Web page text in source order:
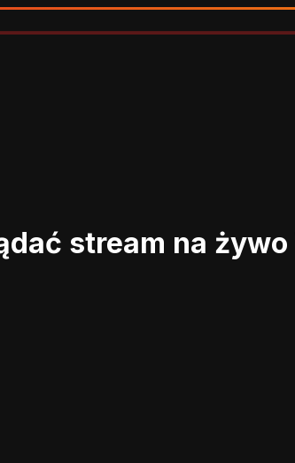
stream na żywo